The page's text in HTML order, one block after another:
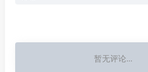
暂无评论...